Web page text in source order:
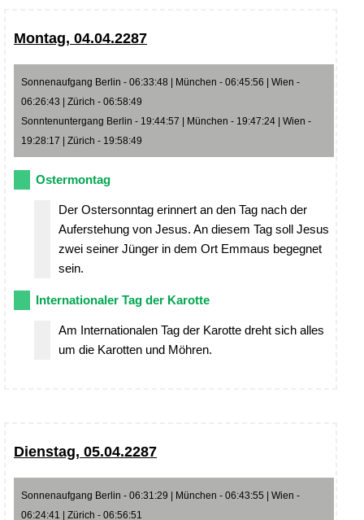
Montag, 04.04.2287
Sonnenaufgang Berlin - 06:33:48 | München - 06:45:56 | Wien -
06:26:43 | Zürich - 06:58:49
Sonntenuntergang Berlin - 19:44:57 | München - 19:47:24 | Wien -
19:28:17 | Zürich - 19:58:49
Ostermontag
Der Ostersonntag erinnert an den Tag nach der
Auferstehung von Jesus. An diesem Tag soll Jesus
zwei seiner Jünger in dem Ort Emmaus begegnet
sein.
Internationaler Tag der Karotte
Am Internationalen Tag der Karotte dreht sich alles
um die Karotten und Möhren.
Dienstag, 05.04.2287
Sonnenaufgang Berlin - 06:31:29 | München - 06:43:55 | Wien -
06:24:41 | Zürich - 06:56:51